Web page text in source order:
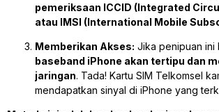
pemeriksaan ICCID (Integrated
atau IMSI (International Mobile
Memberikan Akses: Jika penipuan ini
baseband iPhone akan tertipu dan
jaringan. Tada! Kartu SIM Telkomsel
mendapatkan sinyal di iPhone yang